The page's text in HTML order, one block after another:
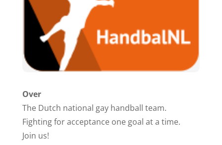
Over
The Dutch national gay handball team.
Fighting for acceptance one goal at a time.
Join us!